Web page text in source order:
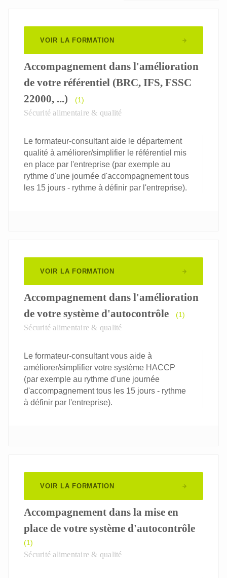
VOIR LA FORMATION
Accompagnement dans l'amélioration
de votre référentiel (BRC, IFS, FSSC
22000, ...)
(1)
Sécurité alimentaire & qualité
Le formateur-consultant aide le département
qualité à améliorer/simplifier le référentiel mis
en place par l'entreprise (par exemple au
rythme d'une journée d'accompagnement tous
les 15 jours - rythme à définir par l'entreprise).
VOIR LA FORMATION
Accompagnement dans l'amélioration
de votre système d'autocontrôle
(1)
Sécurité alimentaire & qualité
Le formateur-consultant vous aide à
améliorer/simplifier votre système HACCP
(par exemple au rythme d'une journée
d'accompagnement tous les 15 jours - rythme
à définir par l'entreprise).
VOIR LA FORMATION
Accompagnement dans la mise en
place de votre système d'autocontrôle
(1)
Sécurité alimentaire & qualité